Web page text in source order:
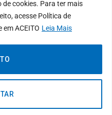
cookies. Para ter mais
acesse Política de
em ACEITO Leia Mais
Pública
de Previdência de Paragominas
Acessar o Webmail